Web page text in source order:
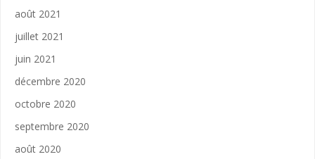
août 2021
juillet 2021
juin 2021
décembre 2020
octobre 2020
septembre 2020
août 2020